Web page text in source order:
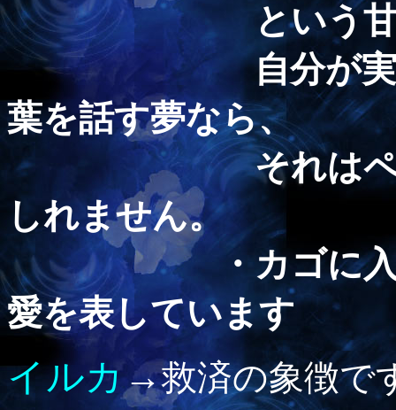
という甘えたい
自分が実際に飼
葉を話す夢なら、
それはペットか
しれません。
・カゴに入って
愛を表しています
イルカ→救済の象徴で